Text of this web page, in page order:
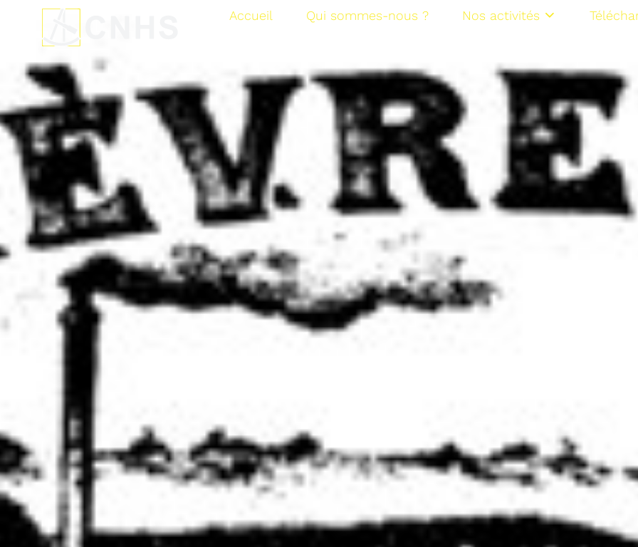
Accueil Qui sommes-nous ? Nos activités